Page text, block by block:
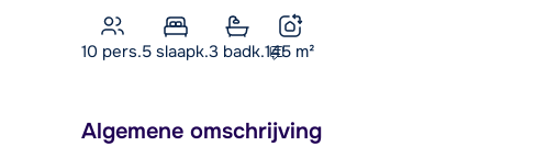
10 pers.5 slaapk.3 badk.145 m²
Algemene omschrijving